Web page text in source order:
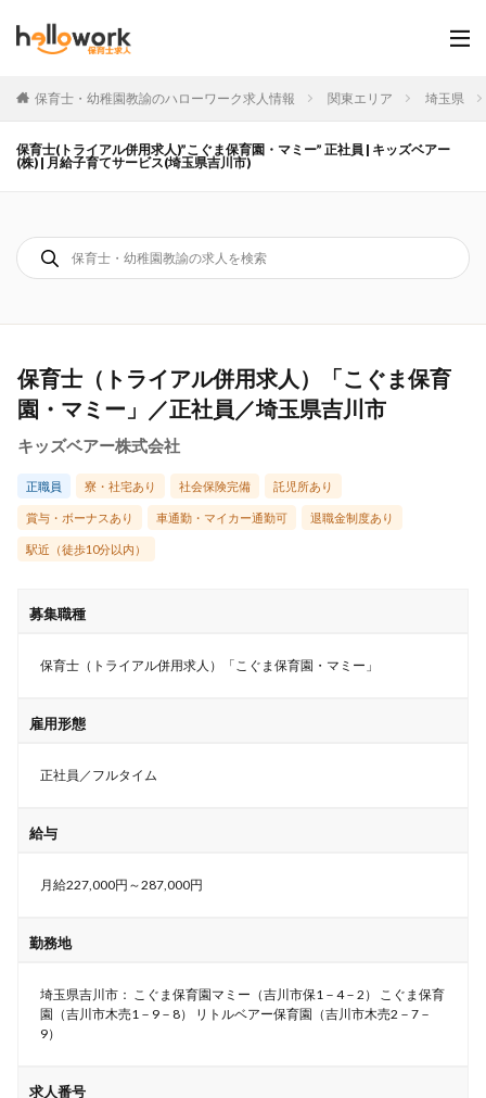
保育士・幼稚園教諭のハローワーク求人情報 関東エリア 埼玉県
保育士(トライアル併用求人)”こぐま保育園・マミー” 正社員 | キッズベアー
(株) | 月給子育てサービス(埼玉県吉川市)
保育士（トライアル併用求人）「こぐま保育
園・マミー」／正社員／埼玉県吉川市
キッズベアー株式会社
正職員 寮・社宅あり 社会保険完備 託児所あり
賞与・ボーナスあり 車通勤・マイカー通勤可 退職金制度あり
駅近（徒歩10分以内）
募集職種
保育士（トライアル併用求人）「こぐま保育園・マミー」
雇用形態
正社員／フルタイム
給与
月給227,000円～287,000円
勤務地
埼玉県吉川市： こぐま保育園マミー（吉川市保1－4－2） こぐま保育
園（吉川市木売1－9－8） リトルベアー保育園（吉川市木売2－7－
9）
求人番号